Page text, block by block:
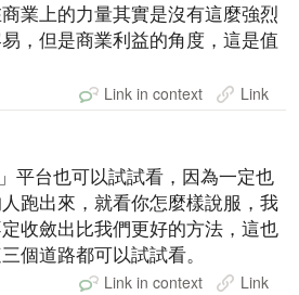
業上的力量其實是沒有這麼強烈
，但是商業利益的角度，這是值
Link in context Link
平台也可以試試看，因為一定也
跑出來，就看你怎麼樣說服，我
收斂出比我們更好的方法，這也
個道路都可以試試看。
Link in context Link